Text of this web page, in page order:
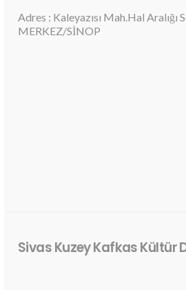
Adres : Kaleyazısı Mah.Hal Aralığı
MERKEZ/SİNOP
Sivas Kuzey Kafkas Kültür